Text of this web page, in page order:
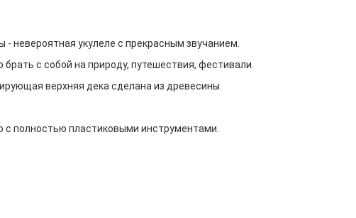
невероятная укулеле с прекрасным звучанием.
с собой на природу, путешествия, фестивали.
верхняя дека сделана из древесины.
полностью пластиковыми инструментами.